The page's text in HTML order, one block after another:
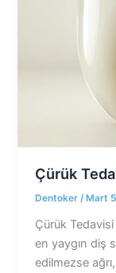
Çürük
Dentoker/ Mart
Çürük Tedavisi
en yaygın diş
edilmezse